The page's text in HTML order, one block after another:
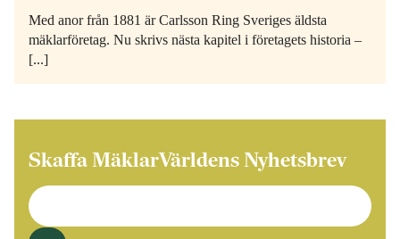
Med anor från 1881 är Carlsson Ring Sveriges äldsta
mäklarföretag. Nu skrivs nästa kapitel i företagets historia –
[...]
Skaffa MäklarVärldens Nyhetsbrev